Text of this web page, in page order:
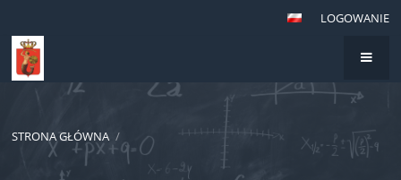
LOGOWANIE
STRONA GŁÓWNA /